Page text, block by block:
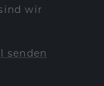
wir
senden